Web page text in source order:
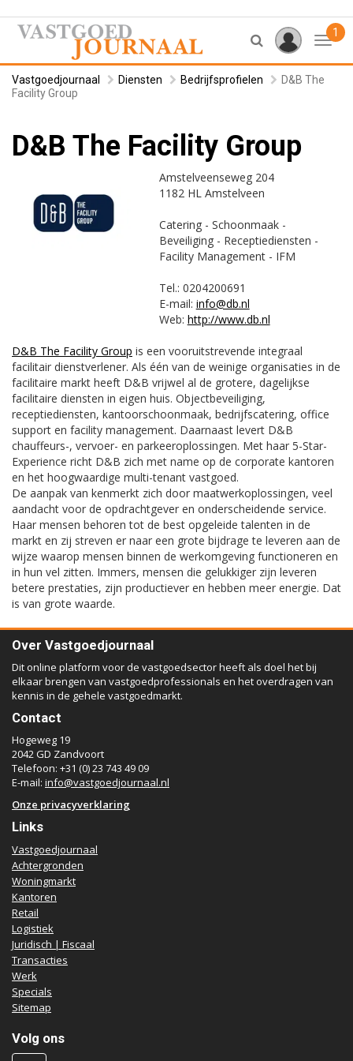
1
Vastgoedjournaal Diensten Bedrijfsprofielen
D&B The
Facility Group
D&B The Facility Group
Amstelveenseweg 204
1182 HL Amstelveen
Catering - Schoonmaak -
Beveiliging - Receptiediensten -
Facility Management - IFM
Tel.: 0204200691
E-mail: info@db.nl
Web: http://www.db.nl
D&B The Facility Group is een vooruitstrevende integraal
facilitair dienstverlener. Als één van de weinige organisaties in de
facilitaire markt heeft D&B vrijwel al de grotere, dagelijkse
facilitaire diensten in eigen huis. Objectbeveiliging,
receptiediensten, kantoorschoonmaak, bedrijfscatering, office
support en facility management. Daarnaast levert D&B
chauffeurs-, vervoer- en parkeeroplossingen. Met haar 5-Star-
Experience richt D&B zich met name op de corporate kantoren
en het hoogwaardige multi-tenant vastgoed.
De aanpak van kenmerkt zich door maatwerkoplossingen, veel
aandacht voor de opdrachtgever en onderscheidende service.
Haar mensen behoren tot de best opgeleide talenten in de
markt en zij streven er naar een grote bijdrage te leveren aan de
wijze waarop mensen binnen de werkomgeving functioneren en
in hun vel zitten. Immers, mensen die gelukkiger zijn leveren
betere prestaties, zijn productiever en hebben meer energie. Dat
is van grote waarde.
Over Vastgoedjournaal
Dit online platform voor de vastgoedsector heeft als doel het bij
elkaar brengen van vastgoedprofessionals en het overdragen van
kennis in de gehele vastgoedmarkt.
Contact
Hogeweg 19
2042 GD Zandvoort
Telefoon: +31 (0) 23 743 49 09
E-mail: info@vastgoedjournaal.nl
Onze privacyverklaring
Links
Vastgoedjournaal
Achtergronden
Woningmarkt
Kantoren
Retail
Logistiek
Juridisch | Fiscaal
Transacties
Werk
Specials
Sitemap
Volg ons